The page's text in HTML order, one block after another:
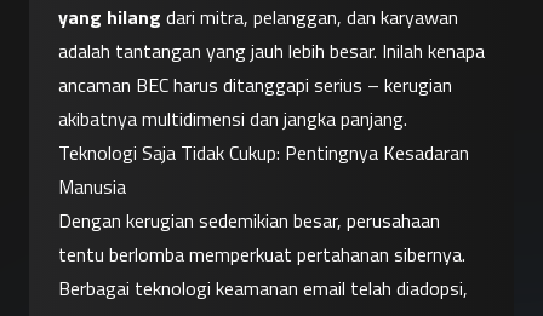
yang hilang dari mitra, pelanggan, dan karyawan
adalah tantangan yang jauh lebih besar. Inilah kenapa
ancaman BEC harus ditanggapi serius – kerugian
akibatnya multidimensi dan jangka panjang.
Teknologi Saja Tidak Cukup: Pentingnya Kesadaran
Manusia
Dengan kerugian sedemikian besar, perusahaan
tentu berlomba memperkuat pertahanan sibernya.
Berbagai teknologi keamanan email telah diadopsi,